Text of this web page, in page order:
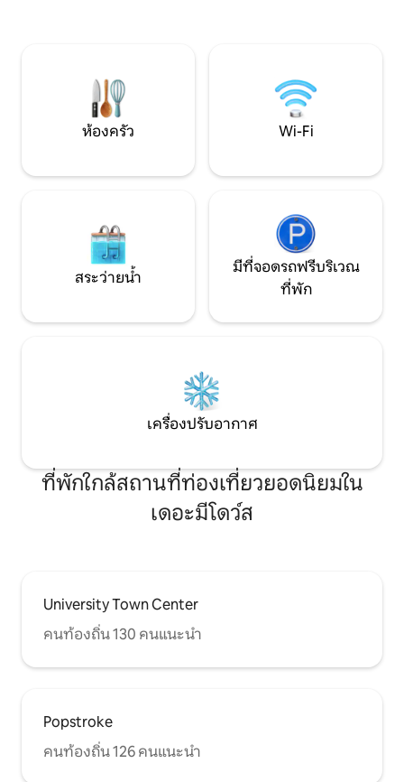
ชายหาด: ร่ม เก้าอี้ เครื่องทำความเย็น และ
ผ้าเช็ดตัว - เหมาะสำหรับวันหยุดริม
ชายหาดซาราโซตาของคุณ 🌴
ห้องครัว Wi-Fi
สระว่ายน้ำ
มีที่จอดรถฟรีบริเวณ
ที่พัก
เครื่องปรับอากาศ
ที่พักใกล้สถานที่ท่องเที่ยวยอดนิยมใน
เดอะมีโดว์ส
University Town Center
คนท้องถิ่น 130 คนแนะนำ
Popstroke
คนท้องถิ่น 126 คนแนะนำ